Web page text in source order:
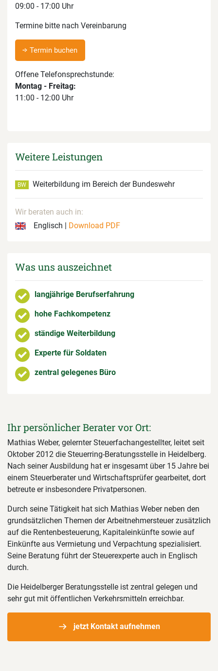
09:00 - 17:00 Uhr
Termine bitte nach Vereinbarung
Termin buchen
Offene Telefonsprechstunde:
Montag - Freitag:
11:00 - 12:00 Uhr
Weitere Leistungen
BW Weiterbildung im Bereich der Bundeswehr
Wir beraten auch in:
Englisch |
Download PDF
Was uns auszeichnet
langjährige Berufserfahrung
hohe Fachkompetenz
ständige Weiterbildung
Experte für Soldaten
zentral gelegenes Büro
Ihr persönlicher Berater vor Ort:
Mathias Weber, gelernter Steuerfachangestellter, leitet seit
Oktober 2012 die Steuerring-Beratungsstelle in Heidelberg.
Nach seiner Ausbildung hat er insgesamt über 15 Jahre bei
einem Steuerberater und Wirtschaftsprüfer gearbeitet, dort
betreute er insbesondere Privatpersonen.
Durch seine Tätigkeit hat sich Mathias Weber neben den
grundsätzlichen Themen der Arbeitnehmersteuer zusätzlich
auf die Rentenbesteuerung, Kapitaleinkünfte sowie auf
Einkünfte aus Vermietung und Verpachtung spezialisiert.
Seine Beratung führt der Steuerexperte auch in Englisch
durch.
Die Heidelberger Beratungsstelle ist zentral gelegen und
sehr gut mit öffentlichen Verkehrsmitteln erreichbar.
jetzt Kontakt aufnehmen